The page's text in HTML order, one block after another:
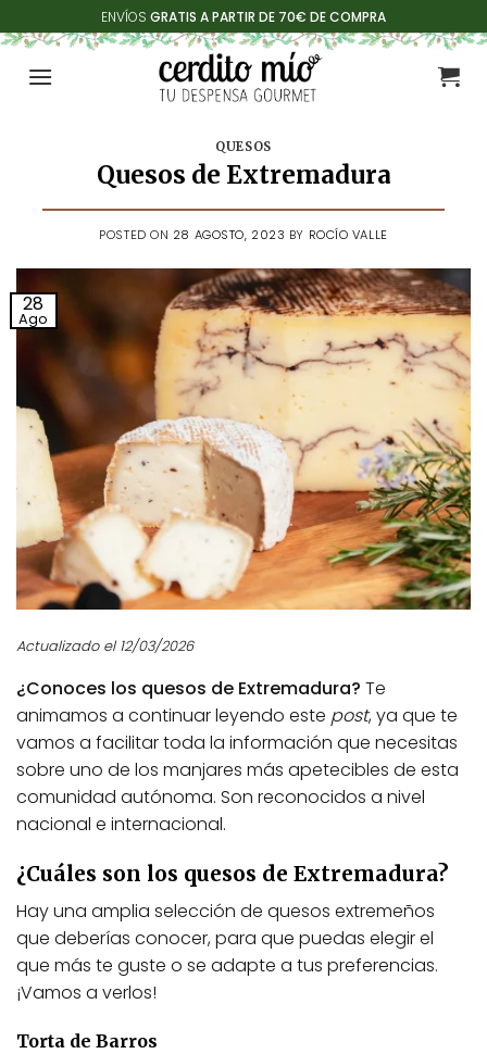
al
contenido
ENVÍOS GRATIS A PARTIR DE 70€ DE COMPRA
QUESOS
Quesos de Extremadura
POSTED ON 28 AGOSTO, 2023 BY ROCÍO VALLE
28
Ago
Actualizado el 12/03/2026
¿Conoces los quesos de Extremadura? Te
animamos a continuar leyendo este post, ya que te
vamos a facilitar toda la información que necesitas
sobre uno de los manjares más apetecibles de esta
comunidad autónoma. Son reconocidos a nivel
nacional e internacional.
¿Cuáles son los quesos de Extremadura?
Hay una amplia selección de quesos extremeños
que deberías conocer, para que puedas elegir el
que más te guste o se adapte a tus preferencias.
¡Vamos a verlos!
Torta de Barros